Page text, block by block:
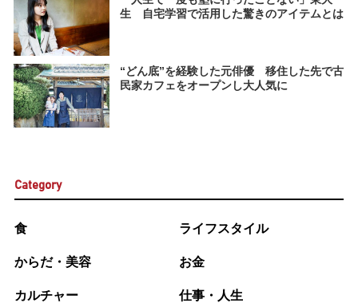
生 自宅学習で活用した驚きのアイテムとは
“どん底”を経験した元俳優 移住した先で古
民家カフェをオープンし大人気に
Category
食 ライフスタイル
からだ・美容 お金
カルチャー 仕事・人生